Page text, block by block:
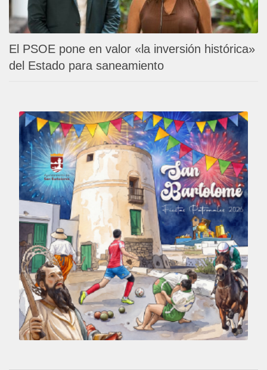
El PSOE pone en valor «la inversión histórica»
del Estado para saneamiento